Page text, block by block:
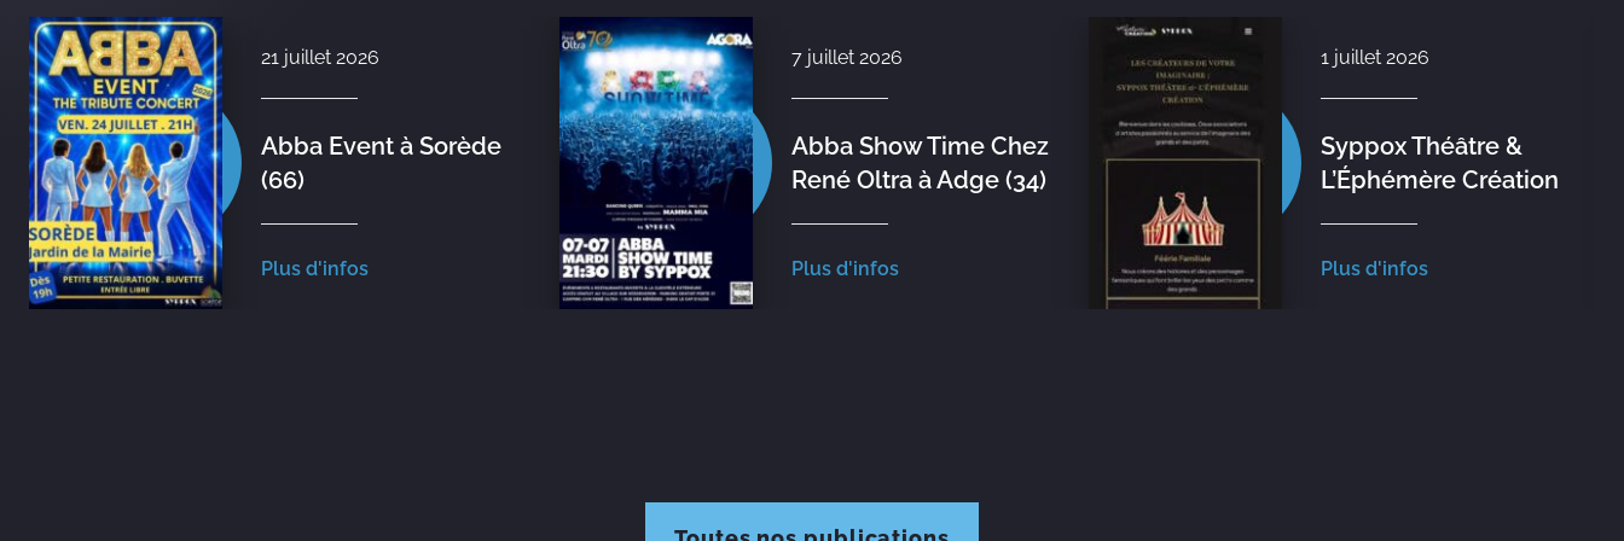
21 juillet 2026
Abba Event à Sorède
(66)
Plus d'infos
7 juillet 2026
Abba Show Time Chez
René Oltra à Adge (34)
Plus d'infos
1 juillet 2026
Syppox Théâtre &
L’Éphémère Création
Plus d'infos